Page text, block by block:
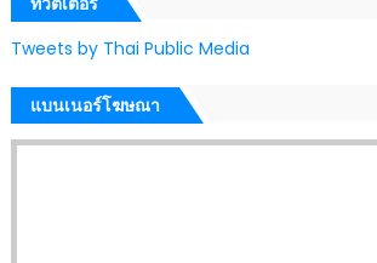
Tweets by Thai Public Media
แบนเนอร์โฆษณา